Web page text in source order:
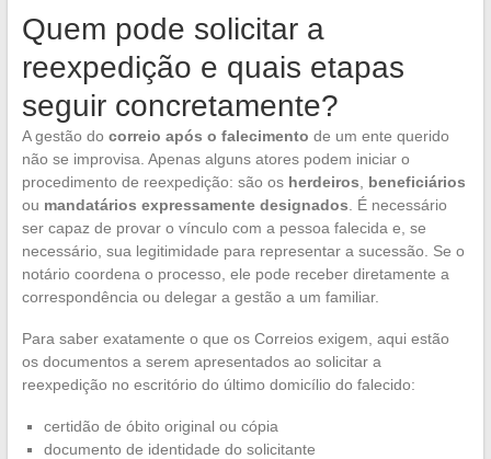
Quem pode solicitar a
reexpedição e quais etapas
seguir concretamente?
A gestão do correio após o falecimento de um ente querido
não se improvisa. Apenas alguns atores podem iniciar o
procedimento de reexpedição: são os herdeiros
beneficiários
ou mandatários expressamente designados . É necessário
ser capaz de provar o vínculo com a pessoa falecida e, se
necessário, sua legitimidade para representar a sucessão. Se o
notário coordena o processo, ele pode receber diretamente a
correspondência ou delegar a gestão a um familiar.
Para saber exatamente o que os Correios exigem, aqui estão
os documentos a serem apresentados ao solicitar a
reexpedição no escritório do último domicílio do falecido:
certidão de óbito original ou cópia
documento de identidade do solicitante